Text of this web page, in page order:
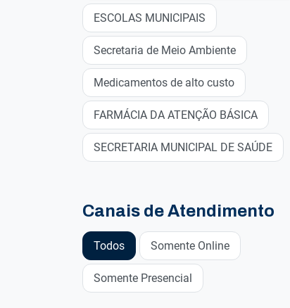
ESCOLAS MUNICIPAIS
Secretaria de Meio Ambiente
Medicamentos de alto custo
FARMÁCIA DA ATENÇÃO BÁSICA
SECRETARIA MUNICIPAL DE SAÚDE
Canais de Atendimento
Todos Somente Online
Somente Presencial